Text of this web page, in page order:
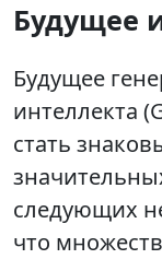
Будущее
Будущее
интеллекта
стать
следующих
что